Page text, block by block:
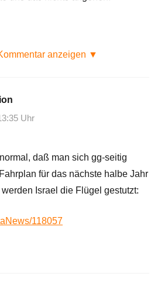
anzeigen ▼
Uhr
daß man sich gg-seitig
für das nächste halbe Jahr
Israel die Flügel gestutzt:
118057